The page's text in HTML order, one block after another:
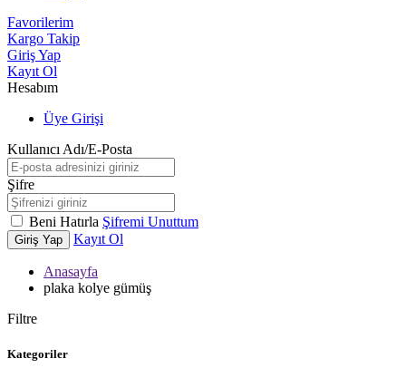
Favorilerim
Kargo Takip
Giriş Yap
Kayıt Ol
Hesabım
Üye Girişi
Kullanıcı Adı/E-Posta
Şifre
Beni Hatırla Şifremi Unuttum
Giriş Yap Kayıt Ol
Anasayfa
plaka kolye gümüş
Filtre
Kategoriler